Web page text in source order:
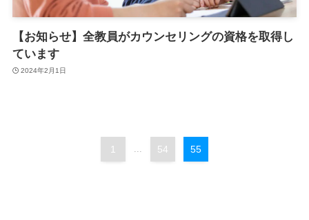
【お知らせ】全教員がカウンセリングの資格を取得し
ています
2024年2月1日
1 54 55